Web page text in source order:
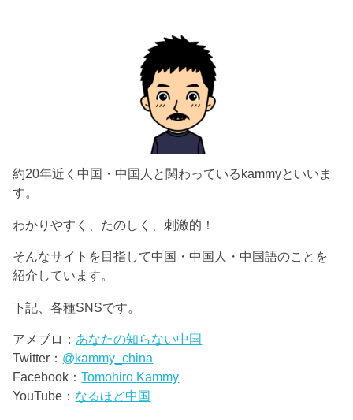
約20年近く中国・中国人と関わっているkammyといいま
す。
わかりやすく、たのしく、刺激的！
そんなサイトを目指して中国・中国人・中国語のことを
紹介しています。
下記、各種SNSです。
アメブロ： あなたの知らない中国
Twitter： @kammy_china
Facebook：Tomohiro Kammy
YouTube： なるほど中国